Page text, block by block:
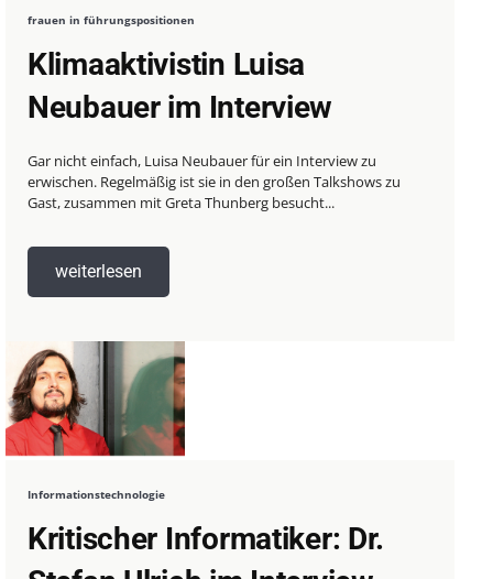
frauen in führungspositionen
Klimaaktivistin Luisa
Neubauer im Interview
Gar nicht einfach, Luisa Neubauer für ein Interview zu
erwischen. Regelmäßig ist sie in den großen Talkshows zu
Gast, zusammen mit Greta Thunberg besucht...
weiterlesen
Informationstechnologie
Kritischer Informatiker: Dr.